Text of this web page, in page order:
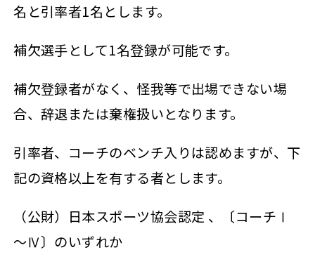
名と引率者1名とします。
補欠選手として1名登録が可能です。
補欠登録者がなく、怪我等で出場できない場
合、辞退または棄権扱いとなります。
引率者、コーチのベンチ入りは認めますが、下
記の資格以上を有する者とします。
（公財）日本スポーツ協会認定 、〔コーチⅠ
～Ⅳ〕のいずれか